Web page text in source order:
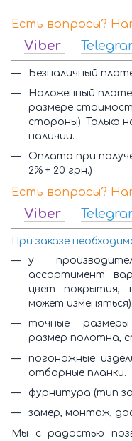
Есть вопросы?
Viber
Безналичный
Наложенный
размере
стороны). Только
наличии.
Оплата при
2% + 20 грн.)
Есть вопросы?
Viber
При заказе
у
ассортимент
цвет покрытия,
может изменяться).
точные
размер полотна,
погонажные
отборные планки.
фурнитура (тип
замер, монтаж,
Мы с радостью